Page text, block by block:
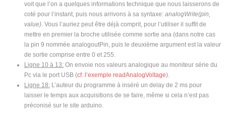
voit que l’on a quelques informations technique que nous laisserons de
coté pour l’instant, puis nous arrivons à sa syntaxe: analogWrite(pin,
value). Vous l’auriez peut être déjà comprit, pour l’utiliser il suffit de
mettre en premier la broche utilisée comme sortie ana (dans notre cas
la pin 9 nommée analogoutPin, puis le deuxième argument est la valeur
de sortie comprise entre 0 et 255.
Ligne 10 à 13: On envoie nos valeurs analogique au moniteur série du
Pc via le port USB (cf. l’exemple readAnalogVoltage).
Ligne 18: L’auteur du programme à inséré un delay de 2 ms pour
laisser le temps aux acquisitions de se faire, même si cela n’est pas
préconisé sur le site arduino.